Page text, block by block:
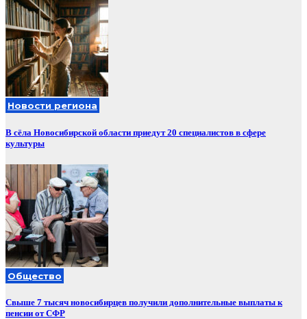
Новости региона
В сёла Новосибирской области приедут 20 специалистов в сфере
культуры
Общество
Свыше 7 тысяч новосибирцев получили дополнительные выплаты к
пенсии от СФР